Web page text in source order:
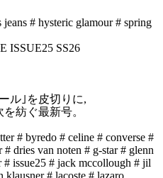
jeans # hysteric glamour # spring
ル｣を皮切りに,
紡ぐ最新号。
# byredo # celine # converse #
# dries van noten # g-star # glenn
# issue25 # jack mccollough # jil
klausner # lacoste # lazaro